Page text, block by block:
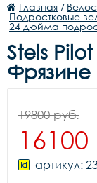
Главная /
Подростковые
24 дюйма
Stels
Фрязине
19800 руб.
артикул: